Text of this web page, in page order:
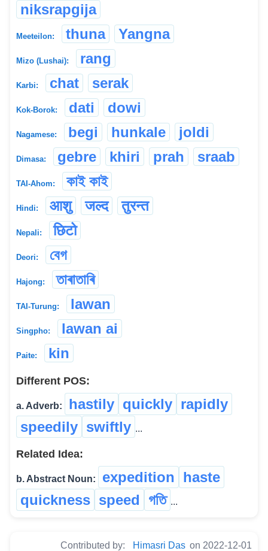
niksrapgija
Meeteilon: thuna Yangna
Mizo (Lushai): rang
Karbi: chat serak
Kok-Borok: dati dowi
Nagamese: begi hunkale joldi
Dimasa: gebre khiri prah sraab
TAI-Ahom: কাই কাই
Hindi: आशु जल्द तुरन्त
Nepali: छिटो
Deori: বেগ
Hajong: তাৰাতাৰি
TAI-Turung: lawan
Singpho: lawan ai
Paite: kin
Different POS:
a. Adverb: hastily quickly rapidly
speedily swiftly ...
Related Idea:
b. Abstract Noun: expedition haste
quickness speed গতি ...
Contributed by: Himasri Das on 2022-12-01